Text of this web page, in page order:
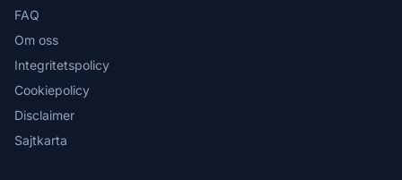
FAQ
Om oss
Integritetspolicy
Cookiepolicy
Disclaimer
Sajtkarta